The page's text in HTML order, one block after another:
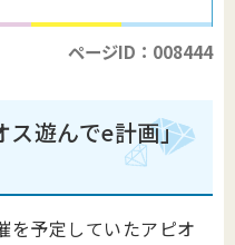
ページID：008444
ス遊んでe計画」
を予定していたアピオ